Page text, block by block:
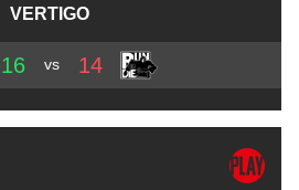
VERTIGO
16 vs 14